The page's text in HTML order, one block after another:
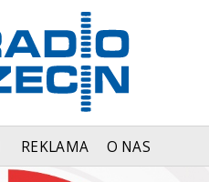
REKLAMA O NAS